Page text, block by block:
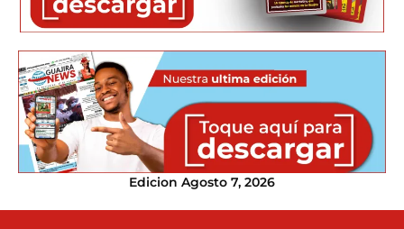
Edicion Agosto 7, 2026